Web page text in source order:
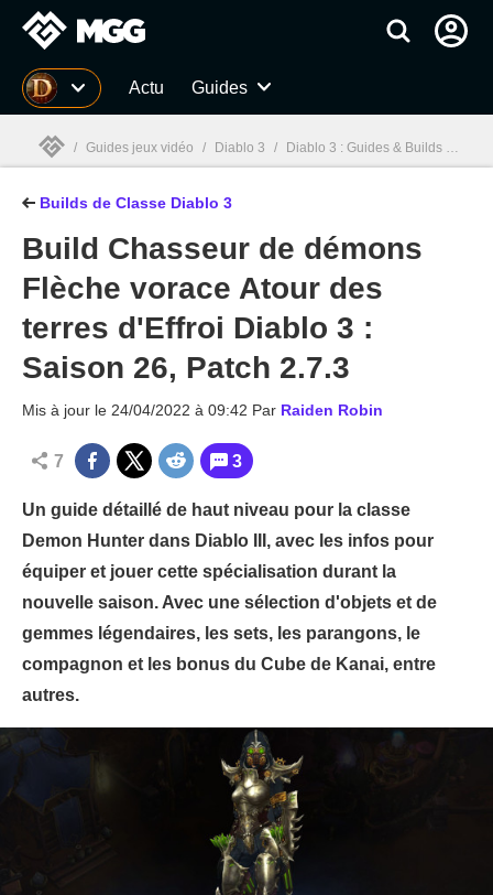
MGG Actu Guides
MGG
/ Guides jeux vidéo / Diablo 3 / Diablo 3 : Guides & Builds de classe Patch 2.7.4 & Saison 27
Builds de Classe Diablo 3
Build Chasseur de démons
Flèche vorace Atour des
terres d'Effroi Diablo 3 :
Saison 26, Patch 2.7.3
Mis à jour le 24/04/2022 à 09:42 Par Raiden Robin
7 3
Un guide détaillé de haut niveau pour la classe
Demon Hunter dans Diablo III, avec les infos pour
équiper et jouer cette spécialisation durant la
nouvelle saison. Avec une sélection d'objets et de
gemmes légendaires, les sets, les parangons, le
compagnon et les bonus du Cube de Kanai, entre
autres.